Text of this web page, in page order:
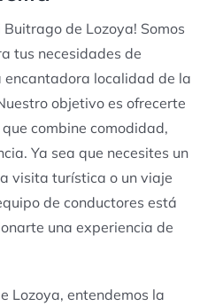
Buitrago de Lozoya! Somos
tus necesidades de
localidad de la
objetivo es ofrecerte
combine comodidad,
Ya sea que necesites un
visita turística o un viaje
de conductores está
una experiencia de
Lozoya, entendemos la